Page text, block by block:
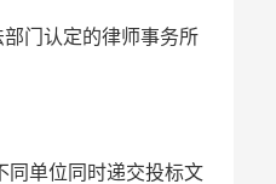
门认定的律师事务所
同单位同时递交投标文